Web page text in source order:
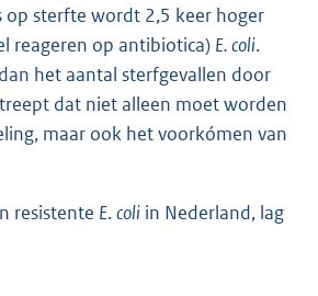
op sterfte wordt 2,5 keer hoger
reageren op antibiotica) E. coli.
het aantal sterfgevallen door
dat niet alleen moet worden
maar ook het voorkómen van
resistente E.coli in Nederland, lag